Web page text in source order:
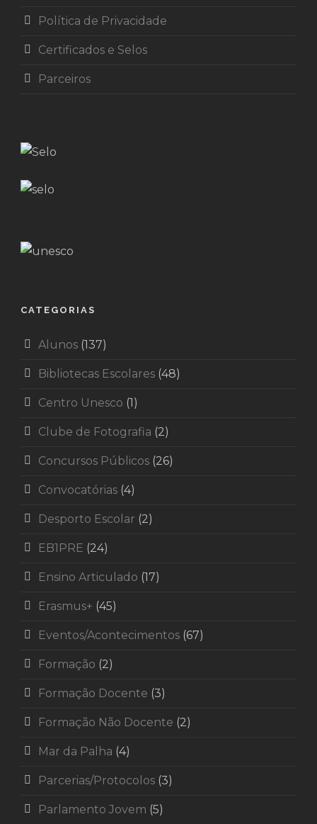
Política de Privacidade
Certificados e Selos
Parceiros
CATEGORIAS
Alunos (137)
Bibliotecas Escolares (48)
Centro Unesco (1)
Clube de Fotografia (2)
Concursos Públicos (26)
Convocatórias (4)
Desporto Escolar (2)
EB1PRE (24)
Ensino Articulado (17)
Erasmus+ (45)
Eventos/Acontecimentos (67)
Formação (2)
Formação Docente (3)
Formação Não Docente (2)
Mar da Palha (4)
Parcerias/Protocolos (3)
Parlamento Jovem (5)